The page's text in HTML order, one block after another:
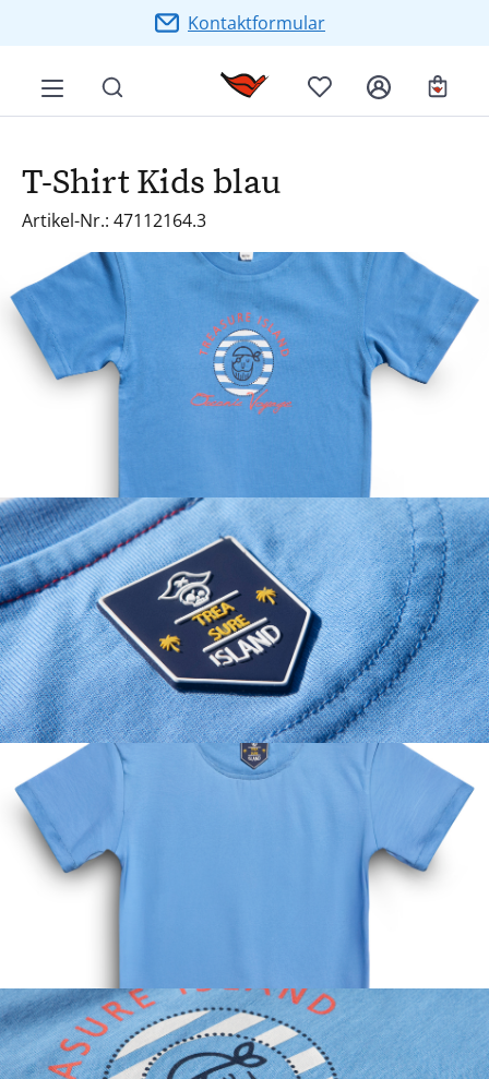
Zum Hauptinhalt springenKontaktformular
T-Shirt Kids blau
Artikel-Nr.: 47112164.3
Bildergalerie überspringen